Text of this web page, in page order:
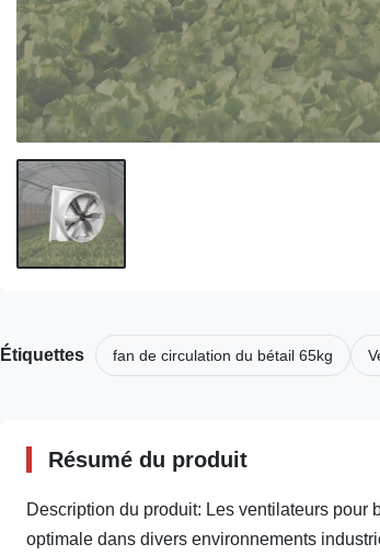
Étiquettes fan de circulation du bétail 65kg
Résumé du produit
Description du produit: Les ventilateurs
optimale dans divers environnements